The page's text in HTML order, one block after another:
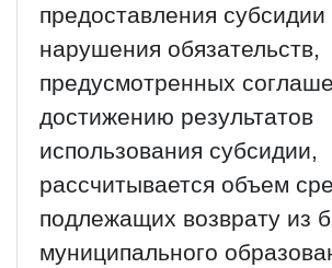
предоставления
нарушения обязательств,
предусмотренных
достижению результатов
использования субсидии,
рассчитывается объем
подлежащих возврату из
муниципального